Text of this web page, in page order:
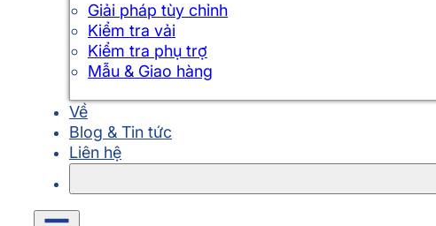
Giải pháp tùy chỉnh
Kiểm tra vải
Kiểm tra phụ trợ
Mẫu & Giao hàng
Về
Blog & Tin tức
Liên hệ